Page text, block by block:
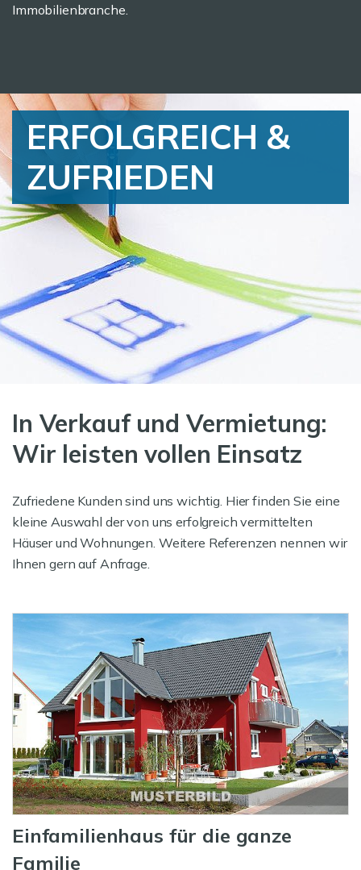
Immobilienbranche.
ERFOLGREICH &
ZUFRIEDEN
In Verkauf und Vermietung:
Wir leisten vollen Einsatz
Zufriedene Kunden sind uns wichtig. Hier finden Sie eine
kleine Auswahl der von uns erfolgreich vermittelten
Häuser und Wohnungen. Weitere Referenzen nennen wir
Ihnen gern auf Anfrage.
Einfamilienhaus für die ganze
Familie